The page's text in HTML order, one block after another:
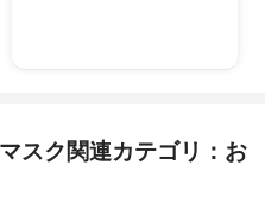
スク関連カテゴリ：お